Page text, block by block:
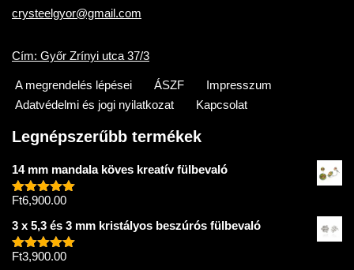
crysteelgyor@gmail.com
Cím: Győr Zrínyi utca 37/3
A megrendelés lépései ÁSZF
Impresszum
Adatvédelmi és jogi nyilatkozat
Kapcsolat
Legnépszerűbb termékek
14 mm mandala köves kreatív fülbevaló
Értékelés:
Ft6,900.00
3 x 5,3 és 3 mm kristályos beszúrós fülbevaló
Értékelés:
Ft3,900.00